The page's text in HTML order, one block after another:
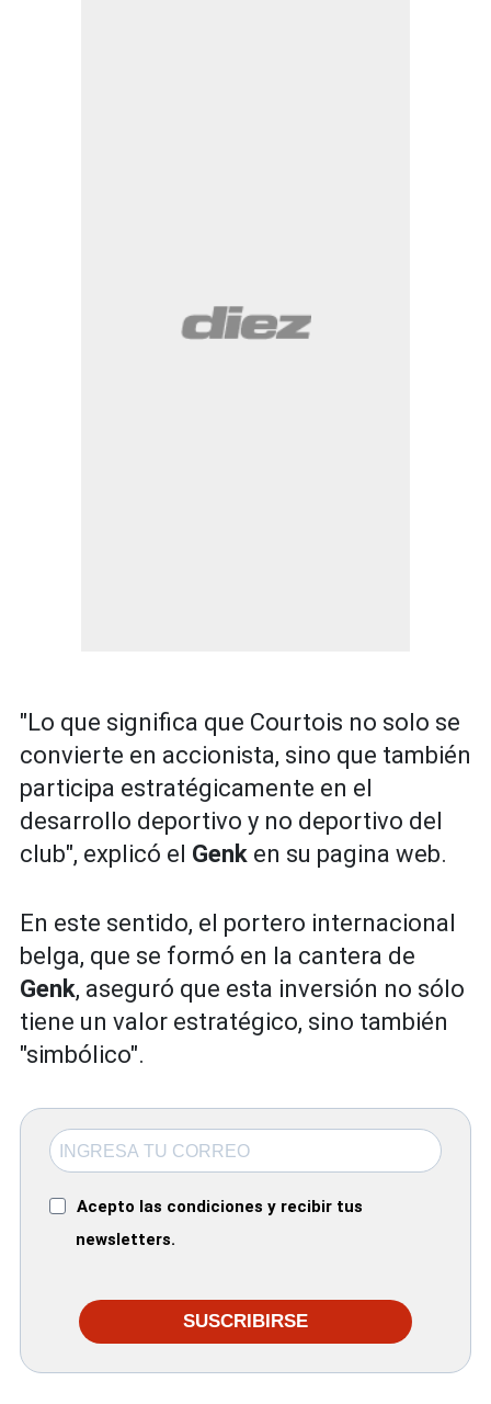
"Lo que significa que Courtois no solo se
convierte en accionista, sino que también
participa estratégicamente en el
desarrollo deportivo y no deportivo del
club", explicó el Genk en su pagina web.
En este sentido, el portero internacional
belga, que se formó en la cantera de
Genk, aseguró que esta inversión no sólo
tiene un valor estratégico, sino también
"simbólico".
Acepto las condiciones y recibir tus
newsletters.
SUSCRIBIRSE